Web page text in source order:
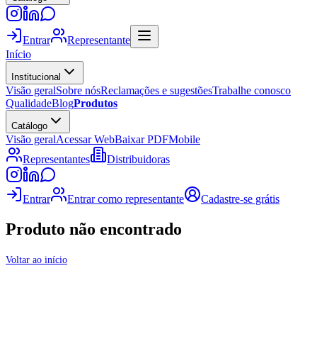
Entrar
Representante
Início
Institucional
Visão geralSobre nósReclamações e sugestõesTrabalhe conosco
QualidadeBlogProdutos
Catálogo
Visão geralAcessar WebBaixar PDFMobile
Representantes
Distribuidoras
Entrar Entrar como representante Cadastre-se grátis
Produto não encontrado
Voltar ao início